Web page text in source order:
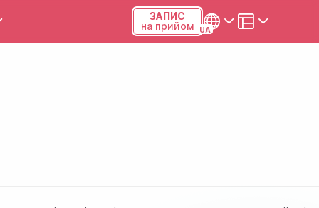
ЗАПИС
на прийом